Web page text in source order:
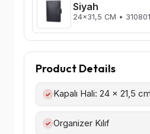
Siyah
24x31,5 CM • 310801
Product Details
✓ Kapalı Hali: 24 x 21,5 cm
✓ Organizer Kılıf